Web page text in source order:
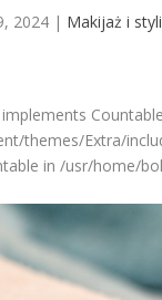
2024| Makijaż i
themes/Extra/
in /usr/home/